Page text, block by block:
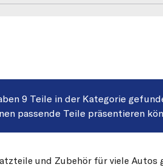
9 Teile in der Kategorie
passende Teile präsentieren
und Zubehör für viele Autos